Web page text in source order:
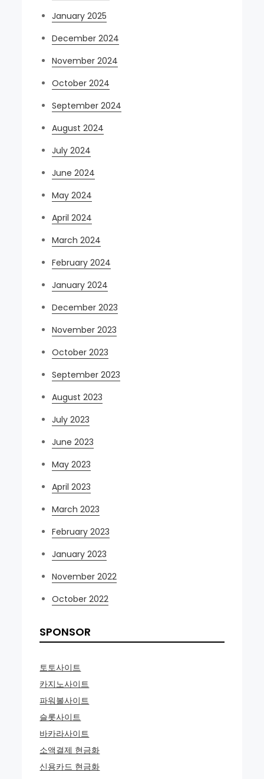
January 2025
December 2024
November 2024
October 2024
September 2024
August 2024
July 2024
June 2024
May 2024
April 2024
March 2024
February 2024
January 2024
December 2023
November 2023
October 2023
September 2023
August 2023
July 2023
June 2023
May 2023
April 2023
March 2023
February 2023
January 2023
November 2022
October 2022
SPONSOR
토토사이트
카지노사이트
파워볼사이트
슬롯사이트
바카라사이트
소액결제 현금화
신용카드 현금화